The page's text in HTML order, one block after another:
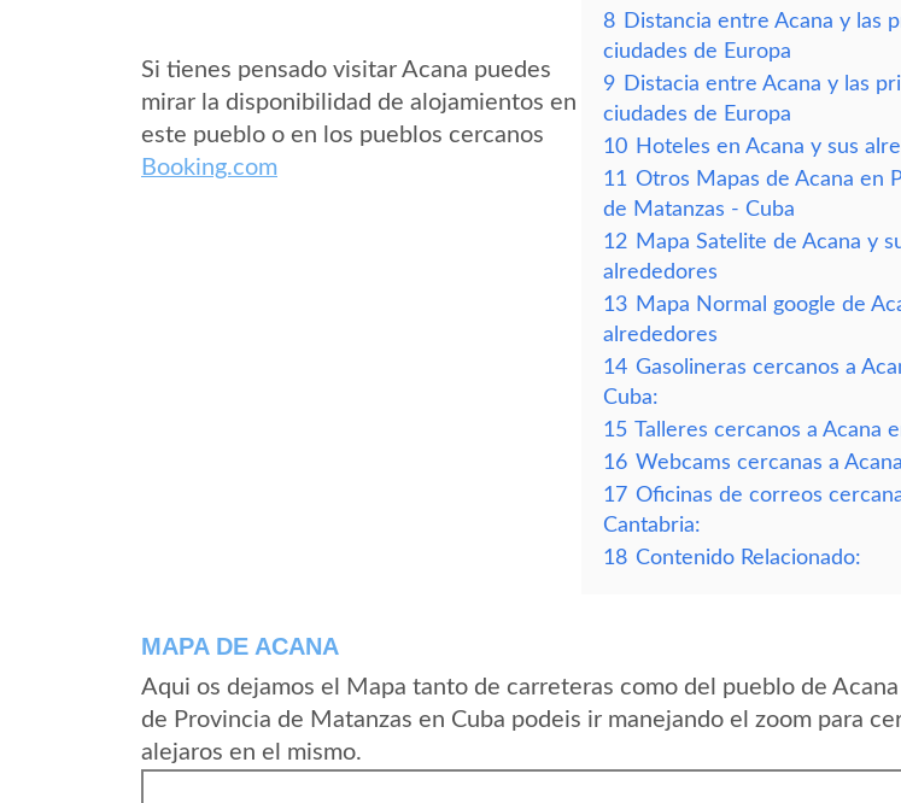
Si tienes pensado visitar Acana puedes
mirar la disponibilidad de alojamientos en
este pueblo o en los pueblos cercanos
Booking.com
8 Distancia entre Acana y las
ciudades de Europa
9 Distacia entre Acana y las
ciudades de Europa
10 Hoteles en Acana y sus
11 Otros Mapas de Acana en
de Matanzas - Cuba
12 Mapa Satelite de Acana y
alrededores
13 Mapa Normal google de
alrededores
14 Gasolineras cercanos a
Cuba:
15 Talleres cercanos a Acana
16 Webcams cercanas a
17 Oficinas de correos
Cantabria:
18 Contenido Relacionado:
MAPA DE ACANA
Aqui os dejamos el Mapa tanto de carreteras como del pueblo de
de Provincia de Matanzas en Cuba podeis ir manejando el zoom para
alejaros en el mismo.